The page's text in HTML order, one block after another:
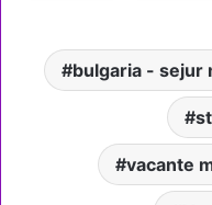
bulgaria - sejur
vacante